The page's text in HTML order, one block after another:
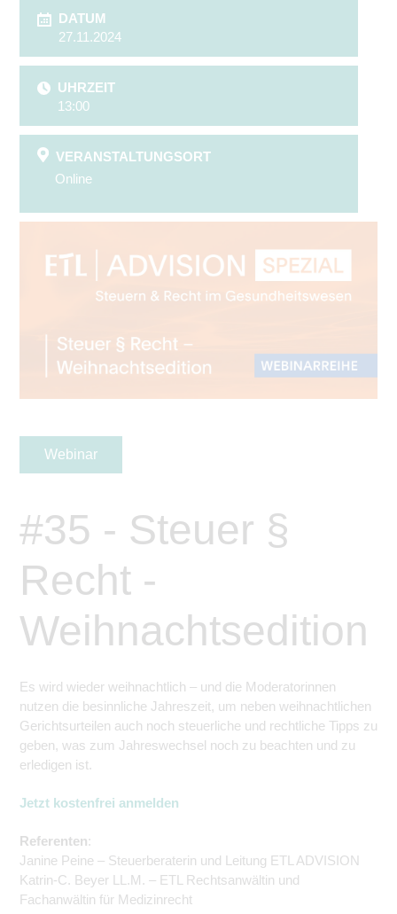
DATUM
27.11.2024
UHRZEIT
13:00
VERANSTALTUNGSORT
Online
Webinar
#35 - Steuer §
Recht -
Weihnachtsedition
Es wird wieder weihnachtlich – und die Moderatorinnen
nutzen die besinnliche Jahreszeit, um neben weihnachtlichen
Gerichtsurteilen auch noch steuerliche und rechtliche Tipps zu
geben, was zum Jahreswechsel noch zu beachten und zu
erledigen ist.
Jetzt kostenfrei anmelden
Referenten:
Janine Peine – Steuerberaterin und Leitung ETL ADVISION
Katrin-C. Beyer LL.M. – ETL Rechtsanwältin und
Fachanwältin für Medizinrecht